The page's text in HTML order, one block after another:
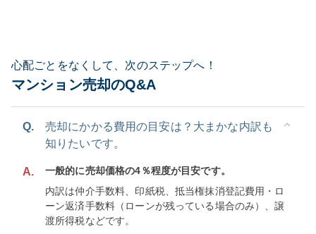
心配ごとをなくして、次のステップへ！
マンション売却のQ&A
Q.
売却にかかる費用の目安は？大まかな内訳も
知りたいです。
A.
一般的に売却価格の4％程度が目安です。
内訳は仲介手数料、印紙税、抵当権抹消登記費用・ロ
ーン返済手数料（ローンが残っている場合のみ）、譲
渡所得税などです。